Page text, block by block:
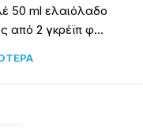
50 ml ελαιόλαδο
από 2 γκρέϊπ φ...